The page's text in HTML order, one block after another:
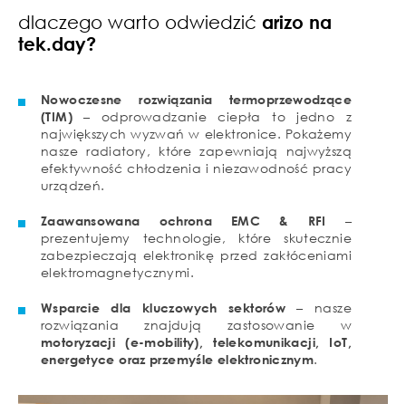
dlaczego warto odwiedzić arizo na
tek.day?
Nowoczesne rozwiązania termoprzewodzące
(TIM)– odprowadzanie ciepła to jedno z
największych wyzwań w elektronice. Pokażemy
nasze radiatory, które zapewniają najwyższą
efektywność chłodzenia i niezawodność pracy
urządzeń.
Zaawansowana ochrona EMC & RFI –
prezentujemy technologie, które skutecznie
zabezpieczają elektronikę przed zakłóceniami
elektromagnetycznymi.
Wsparcie dla kluczowych sektorów – nasze
rozwiązania znajdują zastosowanie w
motoryzacji (e-mobility), telekomunikacji, IoT,
energetyce oraz przemyśle elektronicznym.